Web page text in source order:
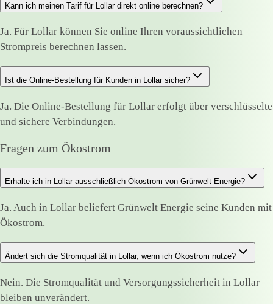
Kann ich meinen Tarif für Lollar direkt online berechnen?
Ja. Für Lollar können Sie online Ihren voraussichtlichen
Strompreis berechnen lassen.
Ist die Online-Bestellung für Kunden in Lollar sicher?
Ja. Die Online-Bestellung für Lollar erfolgt über verschlüsselte
und sichere Verbindungen.
Fragen zum Ökostrom
Erhalte ich in Lollar ausschließlich Ökostrom von Grünwelt Energie?
Ja. Auch in Lollar beliefert Grünwelt Energie seine Kunden mit
Ökostrom.
Ändert sich die Stromqualität in Lollar, wenn ich Ökostrom nutze?
Nein. Die Stromqualität und Versorgungssicherheit in Lollar
bleiben unverändert.